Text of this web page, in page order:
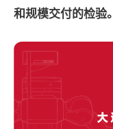
和规模交付的检验。